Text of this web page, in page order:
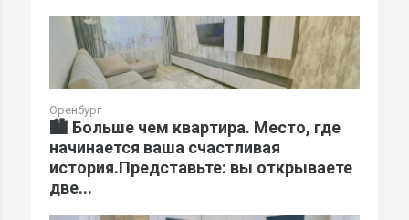
Оренбург
🏙️ Больше чем квартира. Место, где
начинается ваша счастливая
история.Представьте: вы открываете
две...